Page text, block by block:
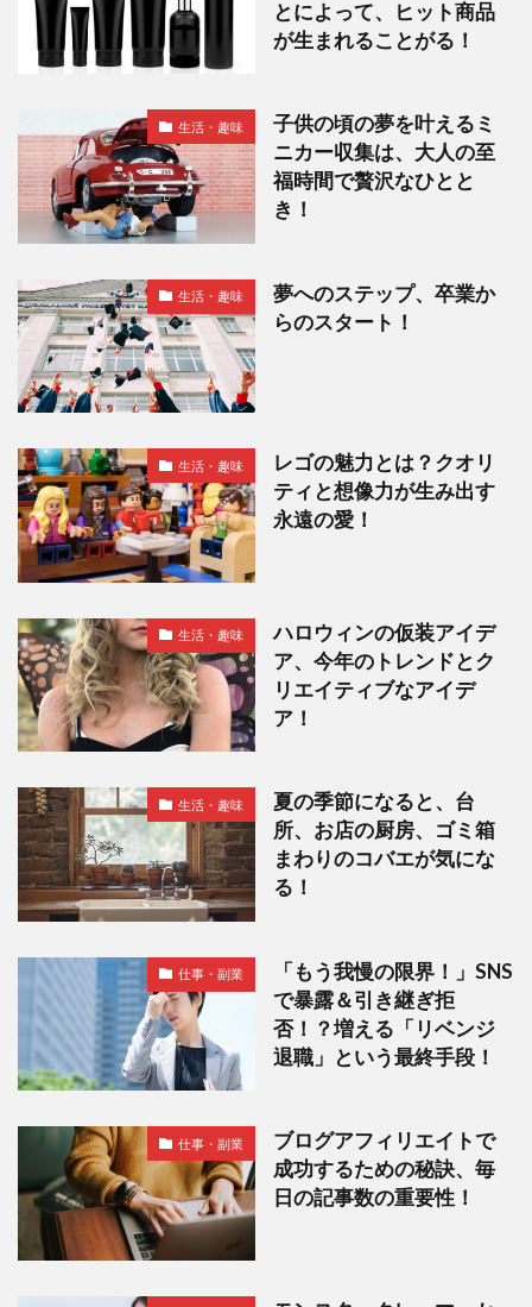
とによって、ヒット商品
が生まれることがる！
生活・趣味
子供の頃の夢を叶えるミ
ニカー収集は、大人の至
福時間で贅沢なひとと
き！
生活・趣味
夢へのステップ、卒業か
らのスタート！
生活・趣味
レゴの魅力とは？クオリ
ティと想像力が生み出す
永遠の愛！
生活・趣味
ハロウィンの仮装アイデ
ア、今年のトレンドとク
リエイティブなアイデ
ア！
生活・趣味
夏の季節になると、台
所、お店の厨房、ゴミ箱
まわりのコバエが気にな
る！
仕事・副業
「もう我慢の限界！」SNS
で暴露＆引き継ぎ拒
否！？増える「リベンジ
退職」という最終手段！
仕事・副業
ブログアフィリエイトで
成功するための秘訣、毎
日の記事数の重要性！